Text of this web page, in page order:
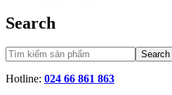
Search
Search
Hotline: 024 66 861 863